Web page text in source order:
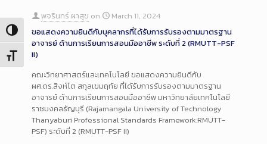
Toggle High Contrast
Toggle Font size
พจรินทร์ ผาสุข on
March 11, 2024
ขอแสดงความยินดีกับบุคลากรที่ได้รับการรับรองตามมาตรฐาน
อาจารย์ ด้านการเรียนการสอนมืออาชีพ ระดับที่ 2 (RMUTT-PSF
II)
คณะวิทยาศาสตร์และเทคโนโลยี ขอแสดงความยินดีกับ
ผศ.ดร.สิงห์โต สกุลเขมฤทัย ที่ได้รับการรับรองตามมาตรฐาน
อาจารย์ ด้านการเรียนการสอนมืออาชีพ มหาวิทยาลัยเทคโนโลยี
ราชมงคลธัญบุรี (Rajamangala University of Technology
Thanyaburi Professional Standards Framework:RMUTT-
PSF) ระดับที่ 2 (RMUTT-PSF II)